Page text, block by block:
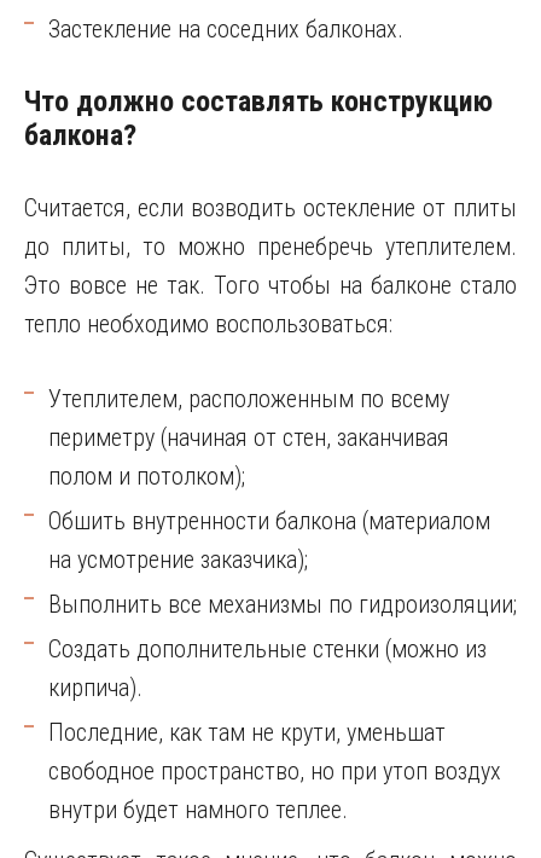
Застекление на соседних балконах.
Что должно составлять конструкцию
балкона?
Считается, если возводить остекление от плиты
до плиты, то можно пренебречь утеплителем.
Это вовсе не так. Того чтобы на балконе стало
тепло необходимо воспользоваться:
Утеплителем, расположенным по всему
периметру (начиная от стен, заканчивая
полом и потолком);
Обшить внутренности балкона (материалом
на усмотрение заказчика);
Выполнить все механизмы по гидроизоляции;
Создать дополнительные стенки (можно из
кирпича).
Последние, как там не крути, уменьшат
свободное пространство, но при утоп воздух
внутри будет намного теплее.